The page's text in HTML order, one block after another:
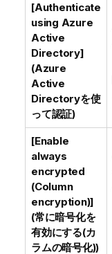
[Authenticate
using Azure
Active
Directory]
(Azure
Active
Directoryを使
って認証)
[Enable
always
encrypted
(Column
encryption)]
(常に暗号化を
有効にする(カ
ラムの暗号化))